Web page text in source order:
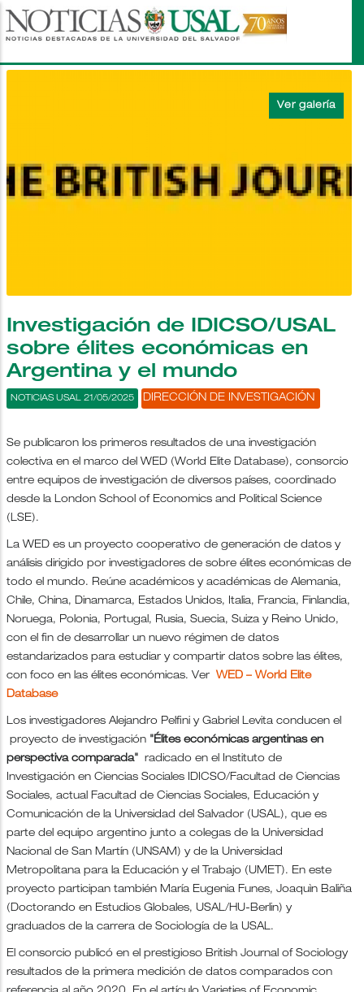
Pasar
al
principal
Investigación de IDICSO/USAL
sobre élites económicas en
Argentina y el mundo
DIRECCIÓN DE INVESTIGACIÓN
NOTICIAS USAL 21/05/2025
Se publicaron los primeros resultados de una investigación
colectiva en el marco del WED (World Elite Database), consorcio
entre equipos de investigación de diversos países, coordinado
desde la London School of Economics and Political Science
(LSE).
La WED es un proyecto cooperativo de generación de datos y
análisis dirigido por investigadores de sobre élites económicas de
todo el mundo. Reúne académicos y académicas de Alemania,
Chile, China, Dinamarca, Estados Unidos, Italia, Francia, Finlandia,
Noruega, Polonia, Portugal, Rusia, Suecia, Suiza y Reino Unido,
con el fin de desarrollar un nuevo régimen de datos
estandarizados para estudiar y compartir datos sobre las élites,
con foco en las élites económicas. Ver WED – World Elite
Database
Los investigadores Alejandro Pelfini y Gabriel Levita conducen el
proyecto de investigación "Élites económicas argentinas en
perspectiva comparada" radicado en el Instituto de
Investigación en Ciencias Sociales IDICSO/Facultad de Ciencias
Sociales, actual Facultad de Ciencias Sociales, Educación y
Comunicación de la Universidad del Salvador (USAL), que es
parte del equipo argentino junto a colegas de la Universidad
Nacional de San Martín (UNSAM) y de la Universidad
Metropolitana para la Educación y el Trabajo (UMET). En este
proyecto participan también María Eugenia Funes, Joaquìn Baliña
(Doctorando en Estudios Globales, USAL/HU-Berlin) y
graduados de la carrera de Sociología de la USAL.
El consorcio publicó en el prestigioso British Journal of Sociology
resultados de la primera medición de datos comparados con